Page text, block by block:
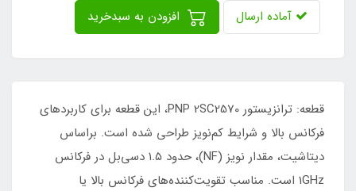
آماده ارسال
قطعه: ترانزیستور PNP 2SC2570، این قطعه برای کاربردهای
فرکانس بالا و شرایط کم‌نویز طراحی شده است. براساس
دیتاشیت، مقدار نویز (NF)، حدود ۱.۵ دسی‌بل در فرکانس
1GHz است. مناسب تقویت‌کننده‌های فرکانس بالا یا